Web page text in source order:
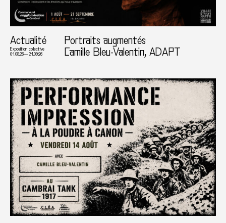
Actualité
Exposition collective
01.08.26 — 21.09.26
Portraits augmentés
Camille Bleu-Valentin, ADAPT